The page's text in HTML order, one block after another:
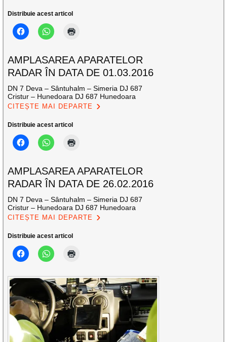
Distribuie acest articol
AMPLASAREA APARATELOR
RADAR ÎN DATA DE 01.03.2016
DN 7 Deva – Sântuhalm – Simeria DJ 687
Cristur – Hunedoara DJ 687 Hunedoara
CITEȘTE MAI DEPARTE
Distribuie acest articol
AMPLASAREA APARATELOR
RADAR ÎN DATA DE 26.02.2016
DN 7 Deva – Sântuhalm – Simeria DJ 687
Cristur – Hunedoara DJ 687 Hunedoara
CITEȘTE MAI DEPARTE
Distribuie acest articol